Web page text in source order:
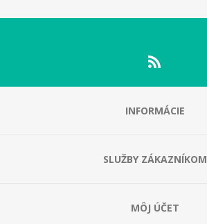
INFORMÁCIE
SLUŽBY ZÁKAZNÍKOM
MÔJ ÚČET